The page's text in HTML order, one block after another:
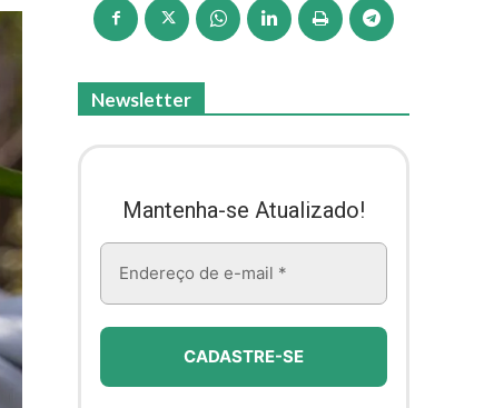
Newsletter
Mantenha-se Atualizado!